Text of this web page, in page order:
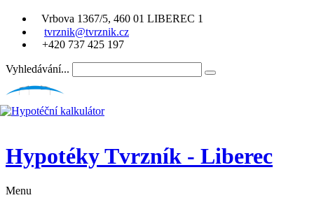
Vrbova 1367/5, 460 01 LIBEREC 1
tvrznik@tvrznik.cz
+420 737 425 197
Vyhledávání...
Hypotéky Tvrzník - Liberec
Menu